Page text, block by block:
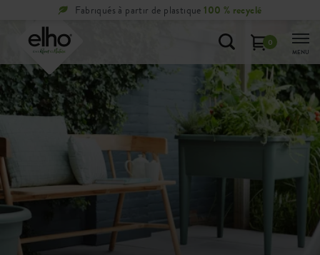
Retours gratuitssous 100 jours
0
MENU